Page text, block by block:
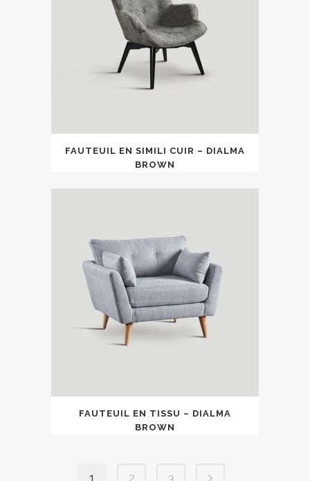
FAUTEUIL EN SIMILI CUIR – DIALMA
BROWN
FAUTEUIL EN TISSU – DIALMA
BROWN
1 2 3